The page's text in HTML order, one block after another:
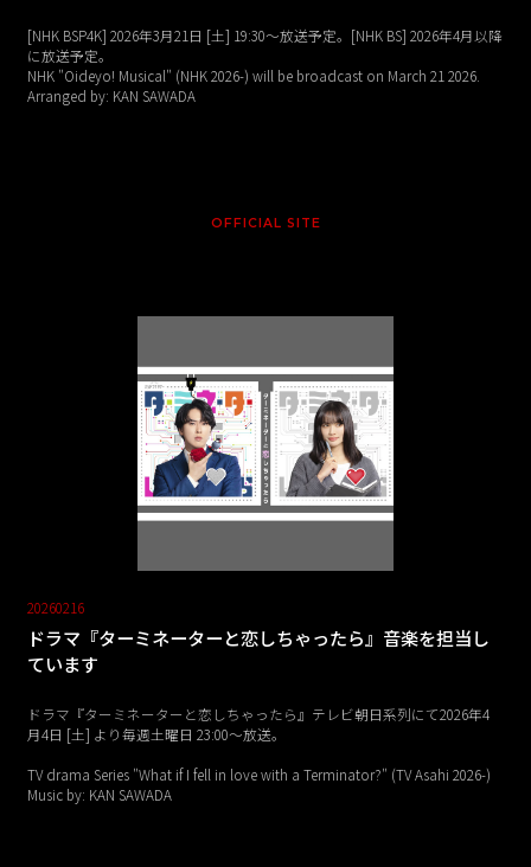
[NHK BSP4K] 2026年3月21日 [土] 19:30～放送予定。[NHK BS] 2026年4月以降
に放送予定。
NHK "Oideyo! Musical" (NHK 2026-) will be broadcast on March 21 2026.
Arranged by: KAN SAWADA
OFFICIAL SITE
20260216
ドラマ『ターミネーターと恋しちゃったら』音楽を担当し
ています
ドラマ『ターミネーターと恋しちゃったら』テレビ朝日系列にて2026年4
月4日 [土] より毎週土曜日 23:00〜放送。
TV drama Series "What if I fell in love with a Terminator?" (TV Asahi 2026-)
Music by: KAN SAWADA